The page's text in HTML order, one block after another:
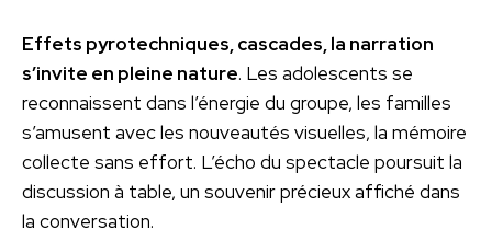
Effets pyrotechniques, cascades, la narration
s’invite en pleine nature. Les adolescents se
reconnaissent dans l’énergie du groupe, les familles
s’amusent avec les nouveautés visuelles, la mémoire
collecte sans effort. L’écho du spectacle poursuit la
discussion à table, un souvenir précieux affiché dans
la conversation.